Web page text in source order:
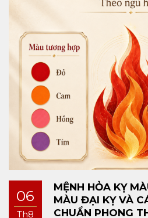
06
Th8
MỆNH HỎA KỴ
MÀU ĐẠI KỴ VÀ
CHUẨN PHONG